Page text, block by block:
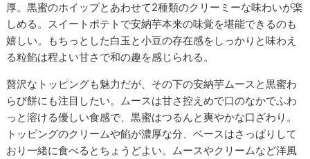
厚。黒蜜のホイップとあわせて2種類のクリーミーな味わいが楽
しめる。スイートポテトで安納芋本来の味覚を堪能できるのも
嬉しい。もちっとした白玉と小豆の存在感をしっかりと味わえ
る粒餡は程よい甘さで和の趣を感じられる。
贅沢なトッピングも魅力だが、その下の安納芋ムースと黒蜜わ
らび餅にも注目したい。ムースは甘さ控えめで口のなかでふわ
っと溶ける優しい食感で、黒蜜はつるんと爽やかな口ざわり。
トッピングのクリームや餡が濃厚な分、ベースはさっぱりして
おり一緒に食べるとちょうどよい。ムースやクリームなど洋風